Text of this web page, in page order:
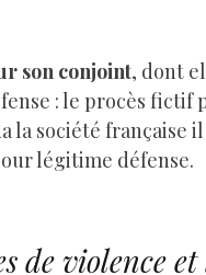
son conjoint, dont
: le procès
la société française
légitime défense.
de violence